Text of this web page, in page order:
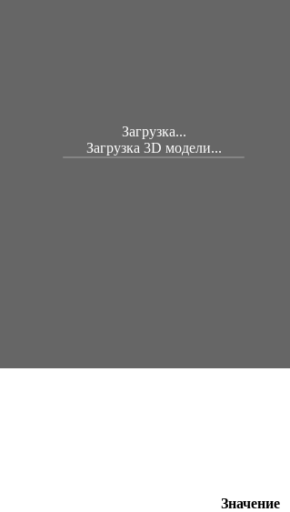
Загрузка...
Загрузка 3D модели...
Значение